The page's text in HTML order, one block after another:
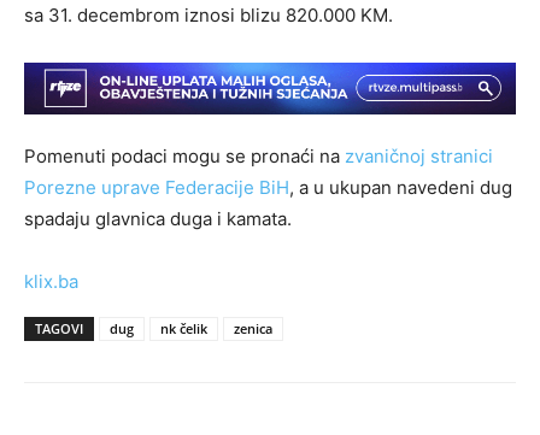
sa 31. decembrom iznosi blizu 820.000 KM.
Pomenuti podaci mogu se pronaći na zvaničnoj stranici
Porezne uprave Federacije BiH, a u ukupan navedeni dug
spadaju glavnica duga i kamata.
klix.ba
TAGOVI dug nk čelik zenica